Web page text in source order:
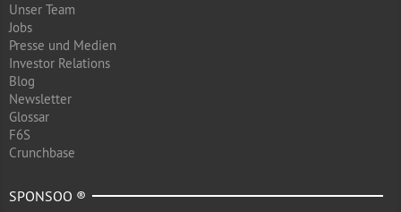
Unser Team
Jobs
Presse und Medien
Investor Relations
Blog
Newsletter
Glossar
F6S
Crunchbase
SPONSOO ®